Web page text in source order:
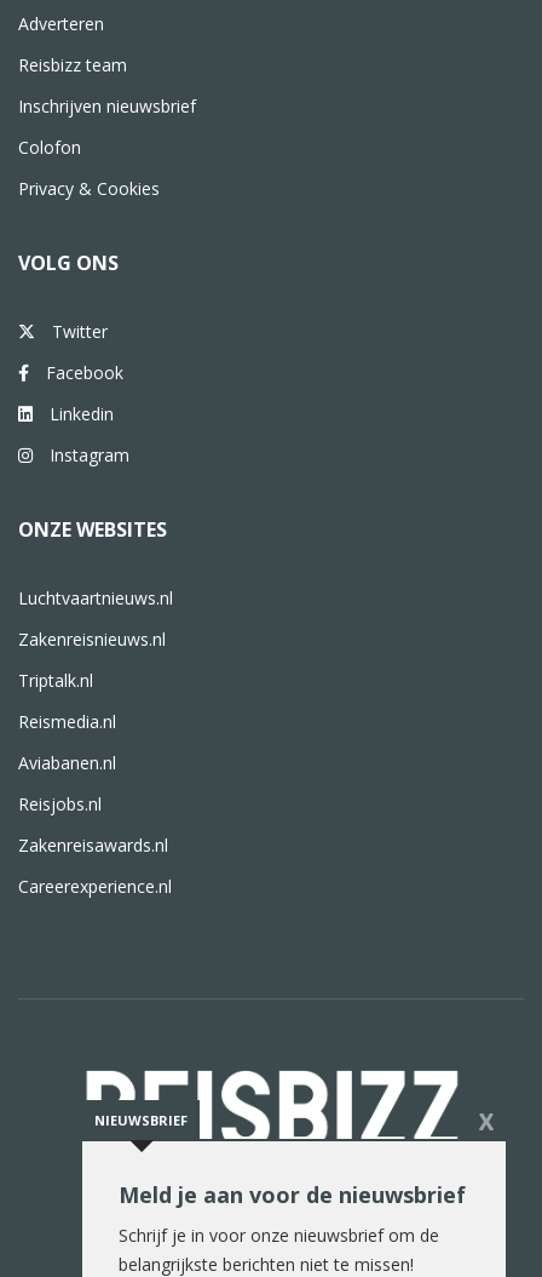
Adverteren
Reisbizz team
Inschrijven nieuwsbrief
Colofon
Privacy & Cookies
VOLG ONS
Twitter
Facebook
Linkedin
Instagram
ONZE WEBSITES
Luchtvaartnieuws.nl
Zakenreisnieuws.nl
Triptalk.nl
Reismedia.nl
Aviabanen.nl
Reisjobs.nl
Zakenreisawards.nl
Careerexperience.nl
De reiswereld in woord en beeld
NIEUWSBRIEF X
Meld je aan voor de nieuwsbrief
Schrijf je in voor onze nieuwsbrief om de
belangrijkste berichten niet te missen!